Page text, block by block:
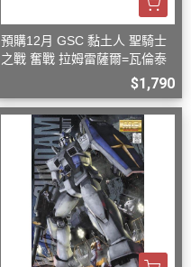
預購12月 GSC 黏土人 聖騎士
之戰 奮戰 拉姆雷薩爾=瓦倫泰
$1,790